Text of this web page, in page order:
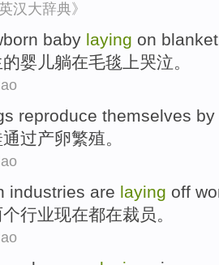
汉大辞典》
baby laying on blanket
的婴儿躺在毛毯上哭泣。
reproduce themselves by
通过产卵繁殖。
industries are laying off
个行业现在都在裁员。